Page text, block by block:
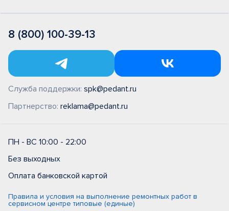
8 (800) 100-39-13
Служба поддержки: spk@pedant.ru
Партнерство: reklama@pedant.ru
ПН - ВС 10:00 - 22:00
Без выходных
Оплата банковской картой
Правила и условия на выполнение ремонтных работ в
сервисном центре типовые (единые)